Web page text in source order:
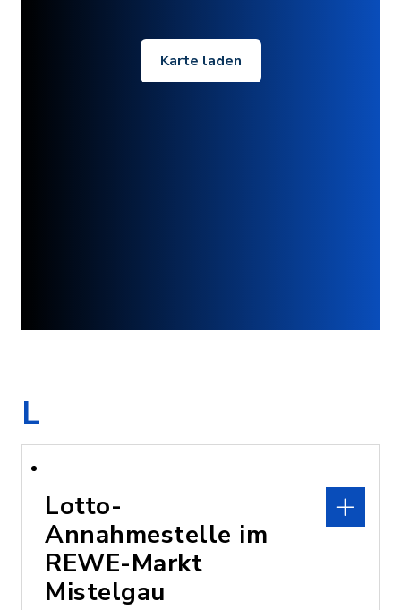
Karte laden
L
Lotto-
Annahmestelle im
REWE-Markt
Mistelgau